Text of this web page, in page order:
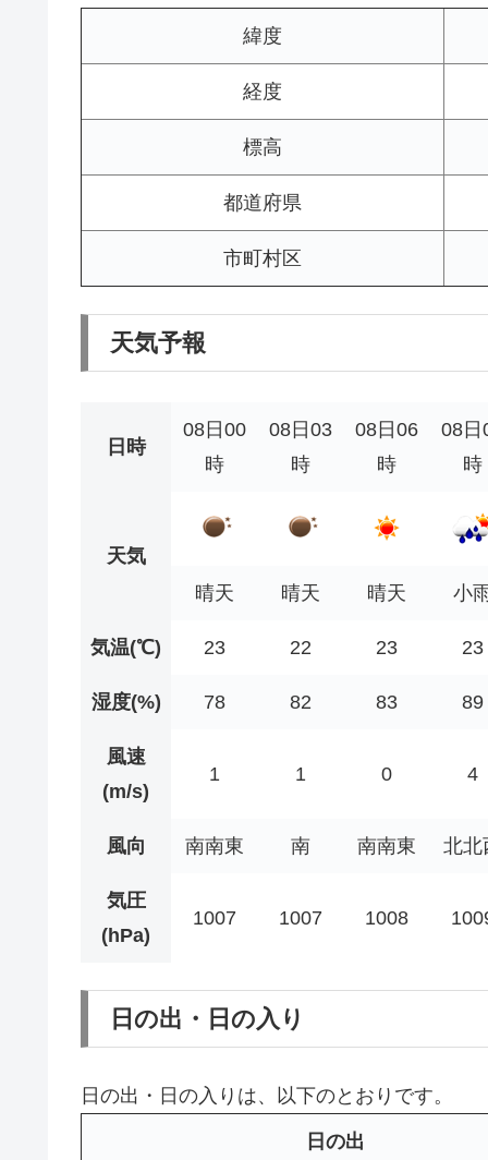
緯度
経度
標高
都道府県
市町村区
天気予報
日時
08日00
時
08日03
時
08日06
時
08日
時
天気
晴天
晴天 晴天 小
気温(℃) 23 22 23 23
湿度(%) 78 82 83 89
風速
(m/s)
1 1 0 4
風向 南南東 南 南南東 北北
気圧
(hPa)
1007 1007 1008
日の出・日の入り
日の出・日の入りは、以下のとおりです。
日の出